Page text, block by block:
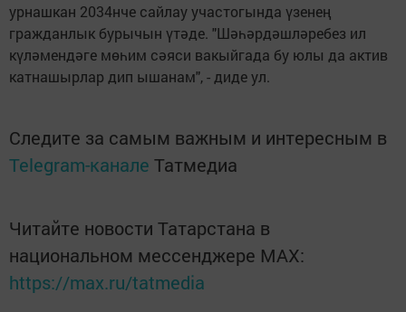
урнашкан 2034нче сайлау участогында үзенең
гражданлык бурычын үтәде. "Шәһәрдәшләребез ил
күләмендәге мөһим сәяси вакыйгада бу юлы да актив
катнашырлар дип ышанам", - диде ул.
Следите за самым важным и интересным в
Telegram-канале Татмедиа
Читайте новости Татарстана в
национальном мессенджере MАХ:
https://max.ru/tatmedia